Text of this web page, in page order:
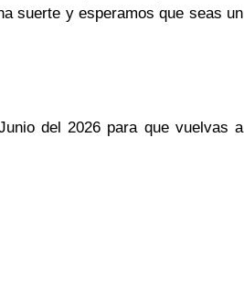
suerte y esperamos que seas un
del 2026 para que vuelvas a